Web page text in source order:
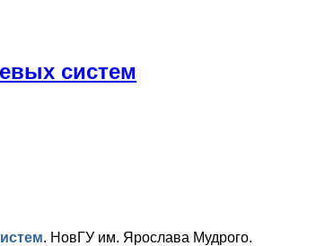
систем
. НовГУ им. Ярослава Мудрого.